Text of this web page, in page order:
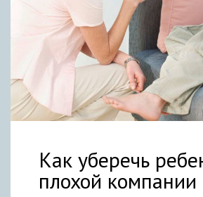
Как уберечь
плохой компании